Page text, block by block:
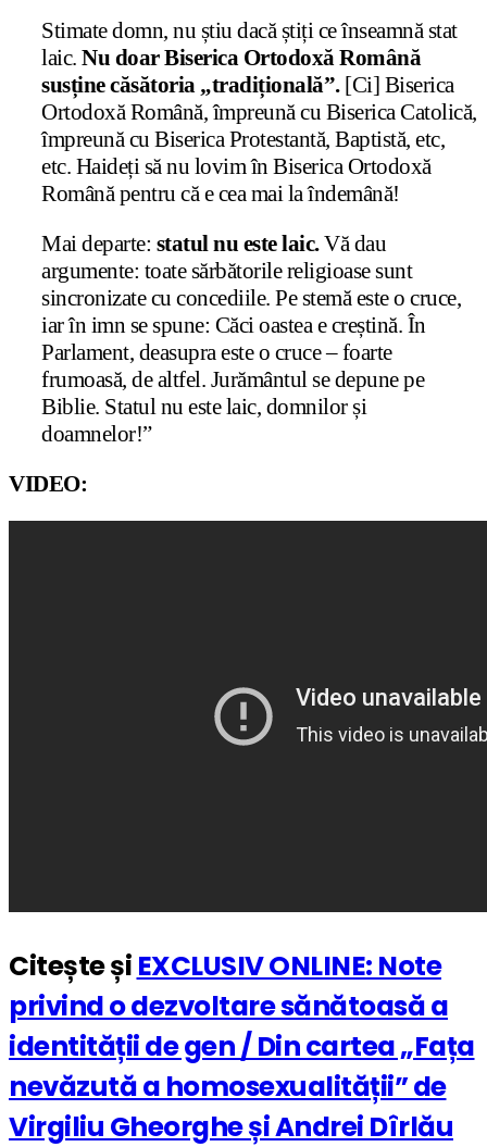
Stimate domn, nu știu dacă știți ce înseamnă stat
laic. Nu doar Biserica Ortodoxă Română
susține căsătoria „tradițională”.[Ci] Biserica
Ortodoxă Română, împreună cu Biserica Catolică,
împreună cu Biserica Protestantă, Baptistă, etc,
etc. Haideți să nu lovim în Biserica Ortodoxă
Română pentru că e cea mai la îndemână!
Mai departe: statul nu este laic.Vă dau
argumente: toate sărbătorile religioase sunt
sincronizate cu concediile. Pe stemă este o cruce,
iar în imn se spune: Căci oastea e creștină. În
Parlament, deasupra este o cruce – foarte
frumoasă, de altfel. Jurământul se depune pe
Biblie. Statul nu este laic, domnilor și
doamnelor!”
VIDEO:
Citește și EXCLUSIV ONLINE: Note
privind o dezvoltare sănătoasă a
identității de gen / Din cartea „Fața
nevăzută a homosexualității” de
Virgiliu Gheorghe și Andrei Dîrlău